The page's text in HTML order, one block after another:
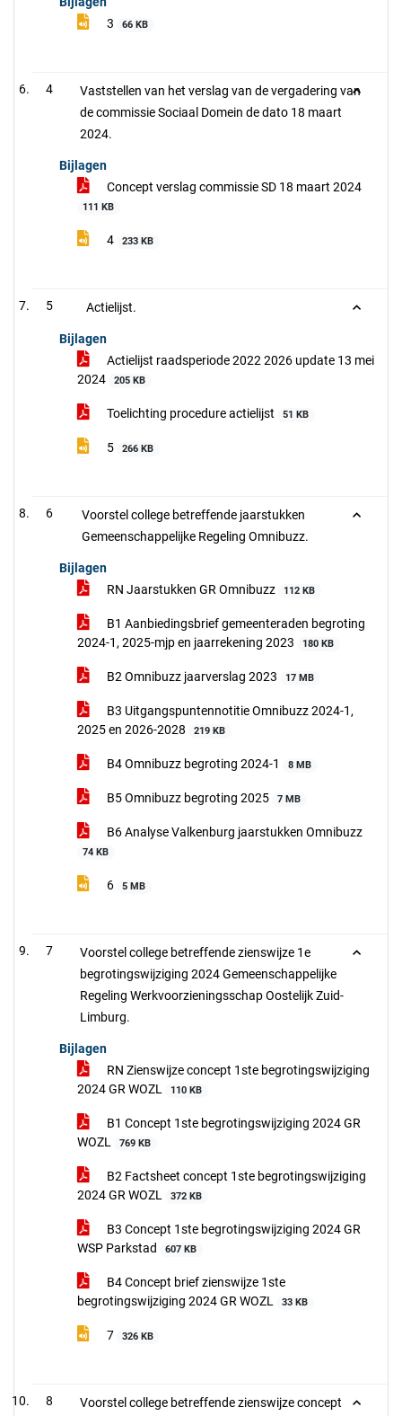
3
66 KB
4
Vaststellen van het verslag van de vergadering van
de commissie Sociaal Domein de dato 18 maart
2024.
Bijlagen
Concept verslag commissie SD 18 maart 2024
111 KB
4 233 KB
5 Actielijst.
Bijlagen
Actielijst raadsperiode 2022 2026 update 13 mei
2024
205 KB
Toelichting procedure actielijst 51 KB
5 266 KB
6
Voorstel college betreffende jaarstukken
Gemeenschappelijke Regeling Omnibuzz.
Bijlagen
RN Jaarstukken GR Omnibuzz
112 KB
B1 Aanbiedingsbrief gemeenteraden begroting
2024-1, 2025-mjp en jaarrekening 2023
180 KB
B2 Omnibuzz jaarverslag 2023 17 MB
B3 Uitgangspuntennotitie Omnibuzz 2024-1,
2025 en 2026-2028
219 KB
B4 Omnibuzz begroting 2024-1 8 MB
B5 Omnibuzz begroting 2025 7 MB
B6 Analyse Valkenburg jaarstukken Omnibuzz
74 KB
6 5 MB
7
Voorstel college betreffende zienswijze 1e
begrotingswijziging 2024 Gemeenschappelijke
Regeling Werkvoorzieningsschap Oostelijk Zuid-
Limburg.
Bijlagen
RN Zienswijze concept 1ste begrotingswijziging
2024 GR WOZL
110 KB
B1 Concept 1ste begrotingswijziging 2024 GR
WOZL
769 KB
B2 Factsheet concept 1ste begrotingswijziging
2024 GR WOZL
372 KB
B3 Concept 1ste begrotingswijziging 2024 GR
WSP Parkstad
607 KB
B4 Concept brief zienswijze 1ste
begrotingswijziging 2024 GR WOZL
33 KB
7 326 KB
8
Voorstel college betreffende zienswijze concept